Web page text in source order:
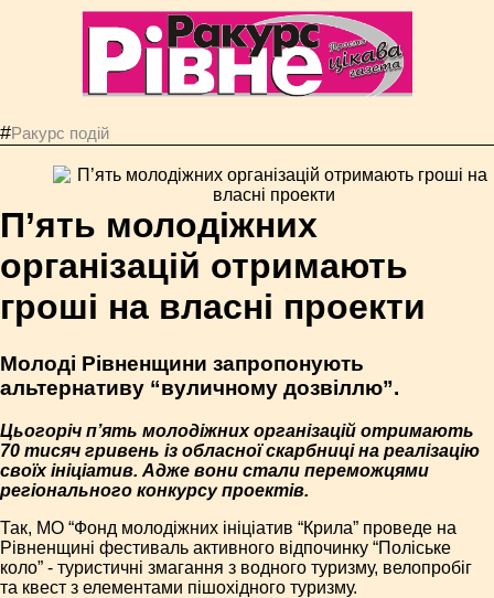
#Ракурс подій
П’ять молодіжних
організацій отримають
гроші на власні проекти
Молоді Рівненщини запропонують
альтернативу “вуличному дозвіллю”.
Цьогоріч п’ять молодіжних організацій отримають
70 тисяч гривень із обласної скарбниці на реалізацію
своїх ініціатив. Адже вони стали переможцями
регіонального конкурсу проектів.
Так, МО “Фонд молодіжних ініціатив “Крила” проведе на
Рівненщині фестиваль активного відпочинку “Поліське
коло” - туристичні змагання з водного туризму, велопробіг
та квест з елементами пішохідного туризму.